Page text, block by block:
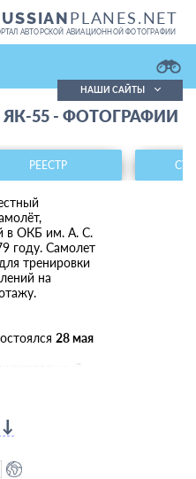
PLANES.NET
АВТОРСКОЙ АВИАЦИОННОЙ ФОТОГРАФИИ
НАШИ САЙТЫ
55 - ФОТОГРАФИИ
РЕЕСТР
в ОКБ им. А. С.
году. Самолет
тренировки
на
28 мая
крыла и
Техноавиа